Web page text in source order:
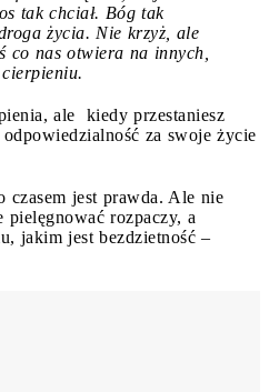
tak chciał. Bóg tak
życia. Nie krzyż, ale
co nas otwiera na innych,
ale kiedy przestaniesz
za swoje życie
czasem jest prawda. Ale nie
rozpaczy, a
jakim jest bezdzietność –